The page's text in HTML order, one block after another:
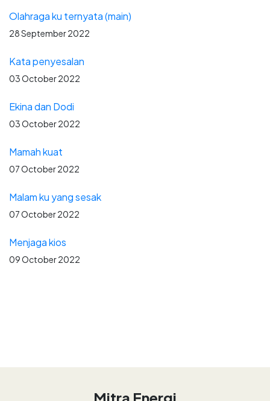
Olahraga ku ternyata (main)
28 September 2022
Kata penyesalan
03 October 2022
Ekina dan Dodi
03 October 2022
Mamah kuat
07 October 2022
Malam ku yang sesak
07 October 2022
Menjaga kios
09 October 2022
Mitra Energi